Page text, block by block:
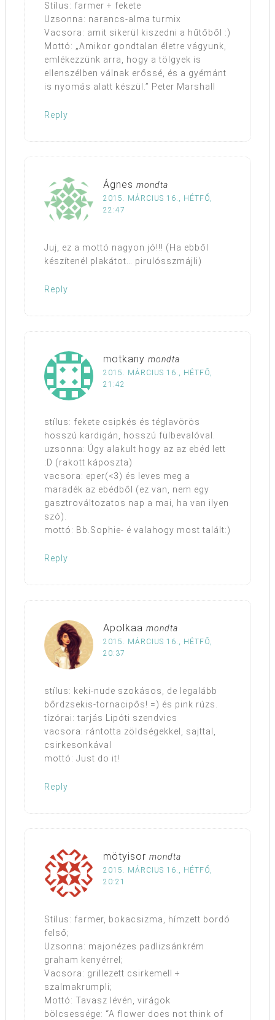
Stílus: farmer + fekete
Uzsonna: narancs-alma turmix
Vacsora: amit sikerül kiszedni a hűtőből :)
Mottó: „Amikor gondtalan életre vágyunk,
emlékezzünk arra, hogy a tölgyek is
ellenszélben válnak erőssé, és a gyémánt
is nyomás alatt készül.” Peter Marshall
Reply
Ágnes mondta
2015. MÁRCIUS 16., HÉTFŐ,
22:47
Juj, ez a mottó nagyon jó!!! (Ha ebből
készítenél plakátot… pirulósszmájli)
Reply
motkany mondta
2015. MÁRCIUS 16., HÉTFŐ,
21:42
stílus: fekete csipkés és téglavörös
hosszú kardigán, hosszú fülbevalóval.
uzsonna: Úgy alakult hogy az az ebéd lett
:D (rakott káposzta)
vacsora: eper(<3) és leves meg a
maradék az ebédből (ez van, nem egy
gasztrováltozatos nap a mai, ha van ilyen
szó).
mottó: Bb.Sophie- é valahogy most talált:)
Reply
Apolkaa mondta
2015. MÁRCIUS 16., HÉTFŐ,
20:37
stílus: keki-nude szokásos, de legalább
bőrdzsekis-tornacipős! =) és pink rúzs.
tízórai: tarjás Lipóti szendvics
vacsora: rántotta zöldségekkel, sajttal,
csirkesonkával
mottó: Just do it!
Reply
mötyisor mondta
2015. MÁRCIUS 16., HÉTFŐ,
20:21
Stílus: farmer, bokacsizma, hímzett bordó
felső;
Uzsonna: majonézes padlizsánkrém
graham kenyérrel;
Vacsora: grillezett csirkemell +
szalmakrumpli;
Mottó: Tavasz lévén, virágok
bölcsessége: “A flower does not think of